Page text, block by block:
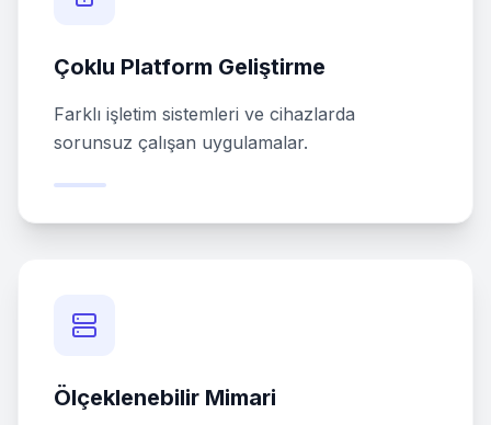
Çoklu Platform Geliştirme
Farklı işletim sistemleri ve cihazlarda
sorunsuz çalışan uygulamalar.
Ölçeklenebilir Mimari